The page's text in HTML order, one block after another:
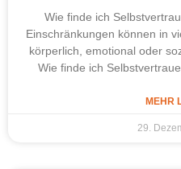
Wie finde ich
Einschränkungen können in
körperlich, emotional oder
Wie finde ich
MEHR
29.